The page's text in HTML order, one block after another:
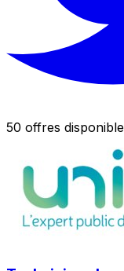
50 offres